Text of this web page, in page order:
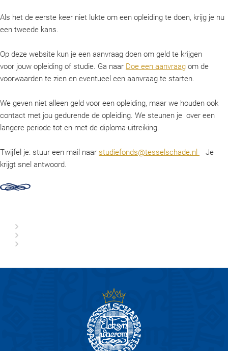
Als het de eerste keer niet lukte om een opleiding te doen, krijg je nu
een tweede kans.
Op deze website kun je een aanvraag doen om geld te krijgen
voor jouw opleiding of studie. Ga naar Doe een aanvraag om de
voorwaarden te zien en eventueel een aanvraag te starten.
We geven niet alleen geld voor een opleiding, maar we houden ook
contact met jou gedurende de opleiding. We steunen je over een
langere periode tot en met de diploma-uitreiking.
Twijfel je: stuur een mail naar studiefonds@tesselschade.nl
Je
krijgt snel antwoord.